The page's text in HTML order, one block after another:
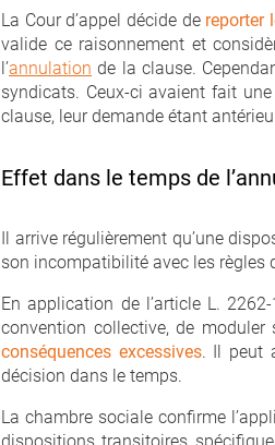
La Cour d’appel décide de reporter
valide ce raisonnement et
l’annulation de la clause.
syndicats. Ceux-ci avaient fait
clause, leur demande étant
Effet dans le temps de
Il arrive régulièrement qu’une
son incompatibilité avec les règles
En application de l’article L.
convention collective, de moduler
conséquences excessives. Il peut
décision dans le temps.
La chambre sociale confirme